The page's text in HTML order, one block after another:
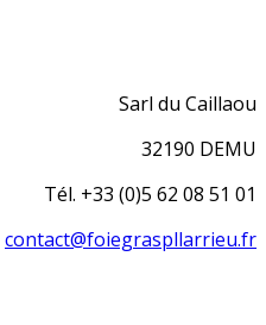
Sarl du Caillaou
32190 DEMU
Tél. +33 (0)5 62 08 51 01
contact@foiegraspllarrieu.fr